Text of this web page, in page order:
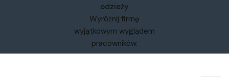
odzieży
Wyróżnij firmę
wyjątkowym wyglądem
pracowników.